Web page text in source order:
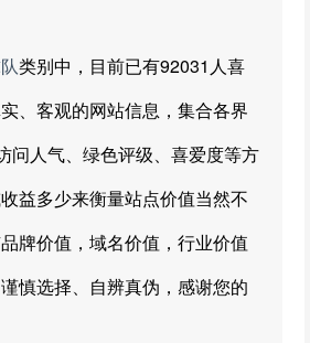
类别中，目前已有92031人喜
、客观的网站信息，集合各界
问人气、绿色评级、喜爱度等方
益多少来衡量站点价值当然不
牌价值，域名价值，行业价值
慎选择、自辨真伪，感谢您的